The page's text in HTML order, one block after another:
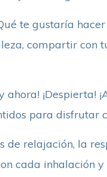
te gustaría
compartir con
¡Despierta!
para disfrutar
de relajación, la
cada inhalación